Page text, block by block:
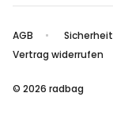
AGB
Vertrag widerrufen
© 2026 radbag